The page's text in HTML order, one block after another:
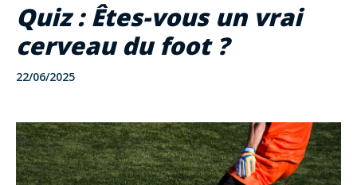
Quiz : Êtes-vous un vrai
cerveau du foot ?
22/06/2025